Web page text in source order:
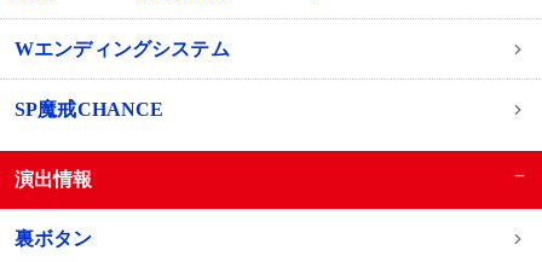
Wエンディングシステム
SP魔戒CHANCE
演出情報 −
裏ボタン